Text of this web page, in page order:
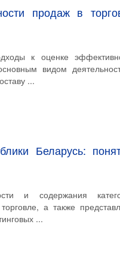
продаж в
к оценке
видом
...
Беларусь:
и содержания
а также
...